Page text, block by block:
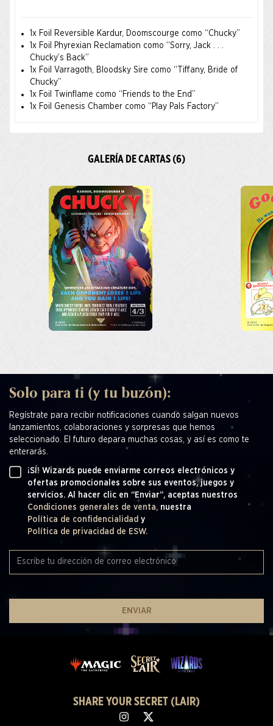
1x Foil Reversible Kardur, Doomscourge como “Chucky”
1x Foil Phyrexian Reclamation como “Sorry, Jack . . .
Chucky’s Back”
1x Foil Varragoth, Bloodsky Sire como “Tiffany, Bride of
Chucky”
1x Foil Twinflame como “Friends to the End”
1x Foil Genesis Chamber como “Play Pals Factory”
GALERÍA DE CARTAS (6)
Solo para ti (y tu buzón):
Regístrate para recibir notificaciones cuando salgan nuevos
lanzamientos, colaboraciones y sorpresas que hemos
seleccionado. El futuro depara muchas cosas, y así es como te
enterarás.
¡SÍ! Wizards puede enviarme correos electrónicos y
ofertas promocionales sobre sus eventos, juegos y
servicios. Al hacer clic en “Enviar”, aceptas nuestros
Condiciones generales de venta, nuestra
Política de confidencialidad y
Política de privacidad de ESW.
ENVIAR
SHARE YOUR SECRET (LAIR)